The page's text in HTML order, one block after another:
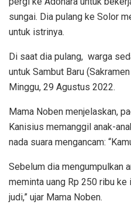
sungai. Dia pulang ke Solor
untuk istrinya.
Di saat dia pulang, warga
untuk Sambut Baru
Minggu, 29 Agustus 2022.
Mama Noben menjelaskan,
Kanisius memanggil anak-
nada suara mengancam:
Sebelum dia mengumpulkan
meminta uang Rp 250 ribu ke
judi,” ujar Mama Noben.